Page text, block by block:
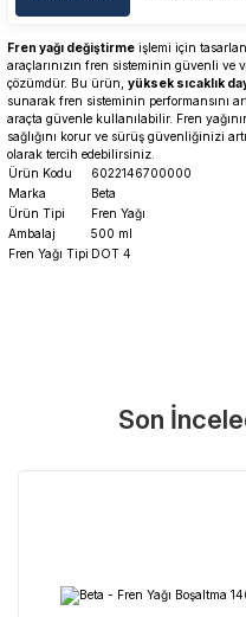
Fren yağı değiştirme işlemi için
araçlarınızın fren sisteminin güvenli ve
çözümdür. Bu ürün, yüksek sıcaklık
sunarak fren sisteminin performansını
araçta güvenle kullanılabilir. Fren
sağlığını korur ve sürüş güvenliğinizi
olarak tercih edebilirsiniz.
Ürün Kodu
6022146700000
Marka
Beta
Ürün Tipi
Fren Yağı
Ambalaj
500 ml
Fren Yağı Tipi DOT 4
Tüm ürünlerimiz üretici
Orijinal garanti belgeli
Son